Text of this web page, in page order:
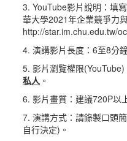
3. YouTube影片說明：填
華大學2021年企業競爭力
http://star.im.chu.edu.tw/
4. 演講影片長度：6至8分
5. 影片瀏覽權限(YouTube)
私人 。
6. 影片畫質：建議720P以
7. 演講方式：請錄製口頭
自行決定)。